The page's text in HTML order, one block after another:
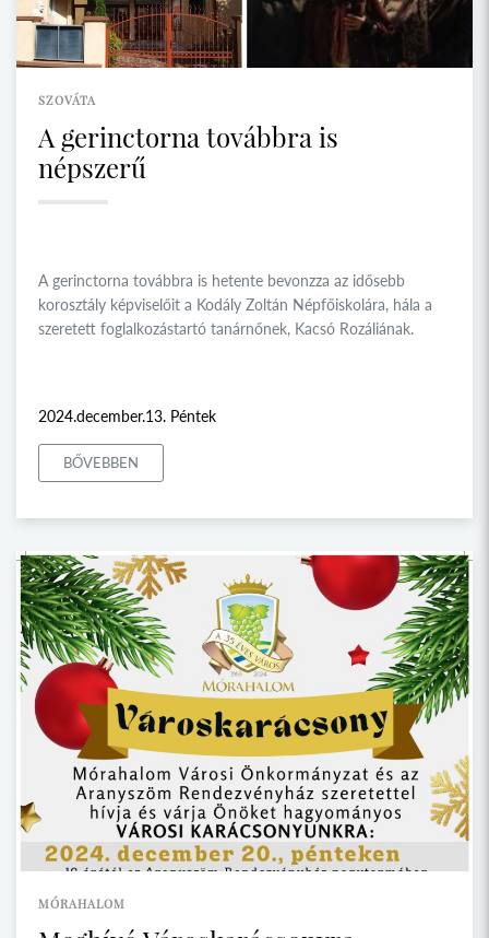
SZOVÁTA
A gerinctorna továbbra is
népszerű
A gerinctorna továbbra is hetente bevonzza az idősebb
korosztály képviselőit a Kodály Zoltán Népfőiskolára, hála a
szeretett foglalkozástartó tanárnőnek, Kacsó Rozáliának.
2024.december.13. Péntek
BŐVEBBEN
MÓRAHALOM